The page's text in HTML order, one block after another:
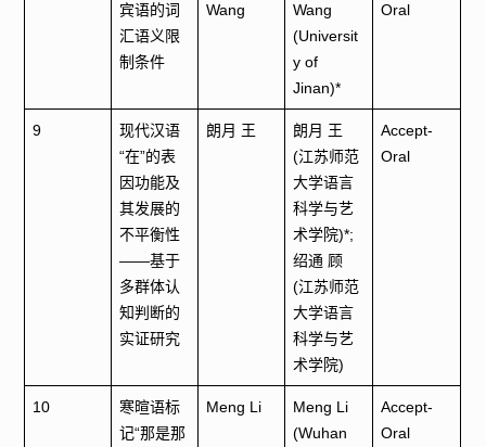
宾语的词
汇语义限
制条件
Wang
Wang
(Universit
y of
Jinan)*
Oral
9
现代汉语
“在”的表
因功能及
其发展的
不平衡性
——基于
多群体认
知判断的
实证研究
朗月 王
朗月 王
(江苏师范
大学语言
科学与艺
术学院)*;
绍通 顾
(江苏师范
大学语言
科学与艺
术学院)
Accept-
Oral
10
寒暄语标
记“那是那
Meng Li
Meng Li
(Wuhan
Accept-
Oral